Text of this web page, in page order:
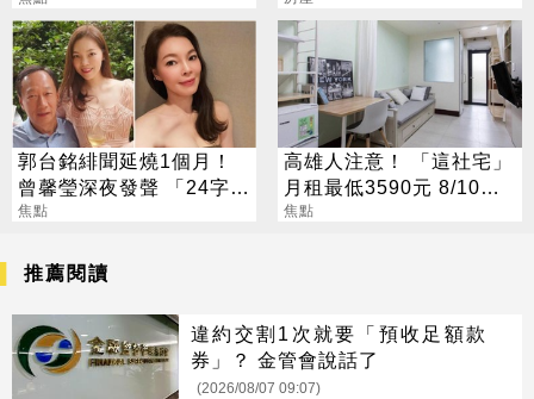
郭台銘緋聞延燒1個月！
曾馨瑩深夜發聲 「24字」
吐盡最心繫的事
焦點
高雄人注意！ 「這社宅」
月租最低3590元 8/10起
放申請
焦點
推薦閱讀
違約交割1次就要「預收足額款
券」？ 金管會說話了
(2026/08/07 09:07)